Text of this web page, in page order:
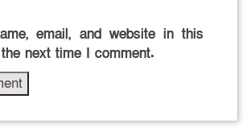
email, and website in this
next time I comment.